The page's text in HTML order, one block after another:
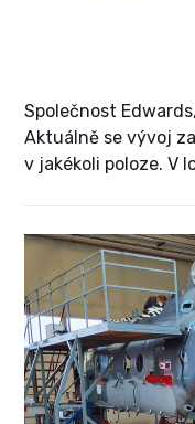
Společnost
Aktuálně se vývoj
v jakékoli poloze. V